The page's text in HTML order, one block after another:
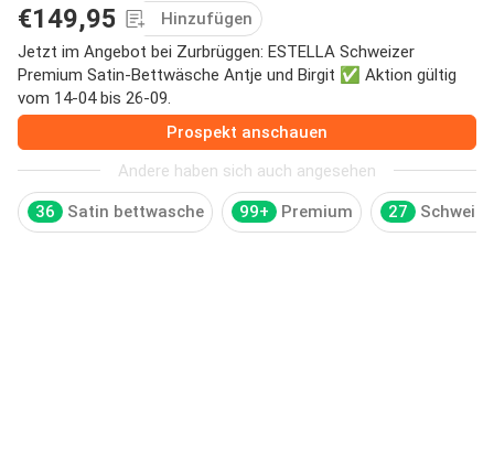
€149,95
Hinzufügen
Jetzt im Angebot bei Zurbrüggen: ESTELLA Schweizer
Premium Satin-Bettwäsche Antje und Birgit ✅ Aktion gültig
vom 14-04 bis 26-09.
Prospekt anschauen
Andere haben sich auch angesehen
36 Satin bettwasche 99+ Premium 27